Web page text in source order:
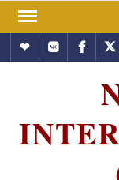
Skip
contentHundubVkontakte